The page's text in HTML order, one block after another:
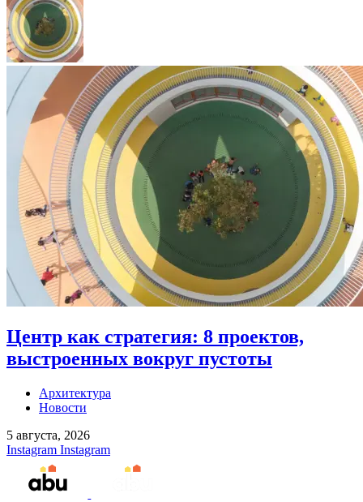
Центр как стратегия: 8 проектов,
выстроенных вокруг пустоты
Архитектура
Новости
5 августа, 2026
Instagram Instagram